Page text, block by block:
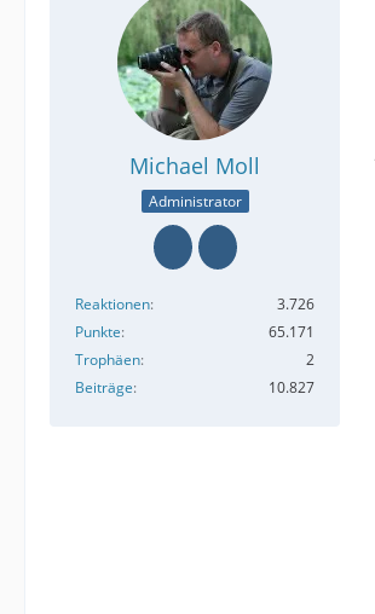
Michael Moll
Administrator
Reaktionen
3.726
Punkte
65.171
Trophäen
2
Beiträge
10.827